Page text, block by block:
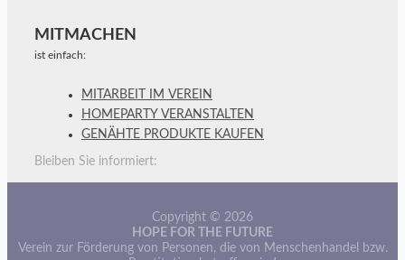
MITMACHEN
ist einfach:
MITARBEIT IM VEREIN
HOMEPARTY VERANSTALTEN
GENÄHTE PRODUKTE KAUFEN
Bleiben Sie informiert:
Copyright © 2026
HOPE FOR THE FUTURE
Verein zur Förderung von Personen, die von Menschenhandel bzw.